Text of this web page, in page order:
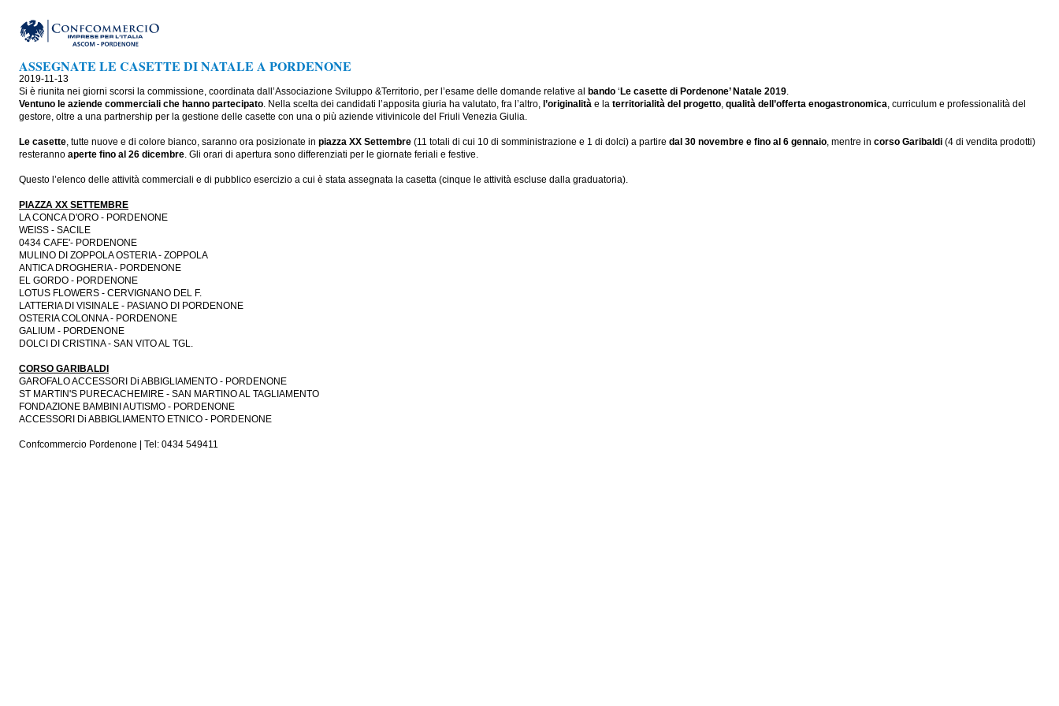
ASSEGNATE LE CASETTE DI NATALE A PORDENONE
2019-11-13
Si è riunita nei giorni scorsi la commissione, coordinata dall’Associazione Sviluppo &Territorio, per l’esame delle domande relative al bando ‘ Le casette di Pordenone’ Natale 2019.
Ventuno le aziende commerciali che hanno partecipato. Nella scelta dei candidati l’apposita giuria ha valutato, fra l’altro, l’originalità e la territorialità del progetto, qualità dell’offerta enogastronomica, curriculum e professionalità del
gestore, oltre a una partnership per la gestione delle casette con una o più aziende vitivinicole del Friuli Venezia Giulia.
Le casette, tutte nuove e di colore bianco, saranno ora posizionate in piazza XX Settembre (11 totali di cui 10 di somministrazione e 1 di dolci) a partire dal 30 novembre e fino al 6 gennaio, mentre in corso Garibaldi (4 di vendita prodotti)
resteranno aperte fino al 26 dicembre. Gli orari di apertura sono differenziati per le giornate feriali e festive.
Questo l’elenco delle attività commerciali e di pubblico esercizio a cui è stata assegnata la casetta (cinque le attività escluse dalla graduatoria).
PIAZZA XX SETTEMBRE
LA CONCA D'ORO - PORDENONE
WEISS - SACILE
0434 CAFE'- PORDENONE
MULINO DI ZOPPOLA OSTERIA - ZOPPOLA
ANTICA DROGHERIA - PORDENONE
EL GORDO - PORDENONE
LOTUS FLOWERS - CERVIGNANO DEL F.
LATTERIA DI VISINALE - PASIANO DI PORDENONE
OSTERIA COLONNA - PORDENONE
GALIUM - PORDENONE
DOLCI DI CRISTINA - SAN VITO AL TGL.
CORSO GARIBALDI
GAROFALO ACCESSORI Di ABBIGLIAMENTO - PORDENONE
ST MARTIN'S PURECACHEMIRE - SAN MARTINO AL TAGLIAMENTO
FONDAZIONE BAMBINI AUTISMO - PORDENONE
ACCESSORI Di ABBIGLIAMENTO ETNICO - PORDENONE
Confcommercio Pordenone | Tel: 0434 549411